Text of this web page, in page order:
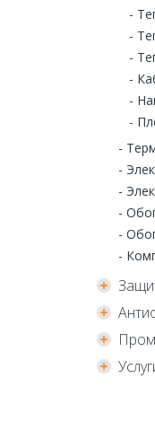
-
-
-
-
-
-
-
-
-
-
-
-